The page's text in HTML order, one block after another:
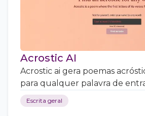
Acrostic AI
Acrostic ai gera poemas
para qualquer palavra de
Escrita geral